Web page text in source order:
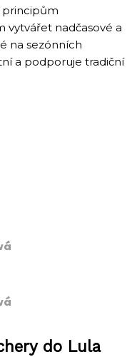
principům
vytvářet nadčasové a
na sezónních
a podporuje tradiční
do Lula